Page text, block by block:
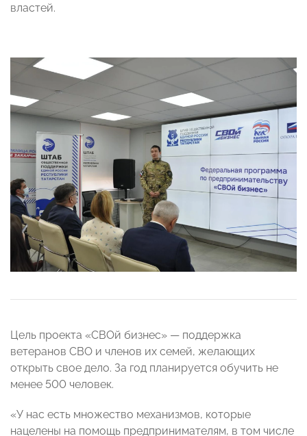
властей.
Цель проекта «СВОй бизнес» — поддержка
ветеранов СВО и членов их семей, желающих
открыть свое дело. За год планируется обучить не
менее 500 человек.
«У нас есть множество механизмов, которые
нацелены на помощь предпринимателям, в том числе